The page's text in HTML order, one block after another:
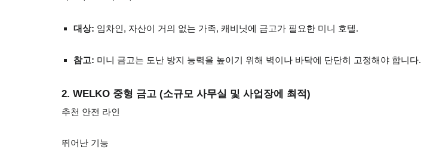
대상: 임차인, 자산이 거의 없는 가족, 캐비닛에 금고가 필요한 미니 호텔.
참고: 미니 금고는 도난 방지 능력을 높이기 위해 벽이나 바닥에 단단히 고정해야 합니다.
2. WELKO 중형 금고 (소규모 사무실 및 사업장에 최적)
추천 안전 라인
뛰어난 기능